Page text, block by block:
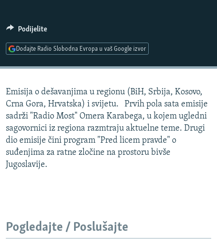
DNEVNO@RSE
SPECIJALI RSE
POPLAVE I KLIZIŠTA U BIH 2024.
TV LIBERTY
POST SCRIPTUM
MOJA EVROPA
TRI DECENIJE OD RATA U BIH
PRATITE NAS
Sve RFE/RL stranice
Podijelite
Dodajte Radio Slobodna Evropa u vaš Google izvor
Emisija o dešavanjima u regionu (BiH, Srbija, Kosovo,
Crna Gora, Hrvatska) i svijetu. Prvih pola sata emisije
sadrži "Radio Most" Omera Karabega, u kojem ugledni
sagovornici iz regiona razmtraju aktuelne teme. Drugi
dio emisije čini program "Pred licem pravde" o
suđenjima za ratne zločine na prostoru bivše
Jugoslavije.
Pogledajte / Poslušajte